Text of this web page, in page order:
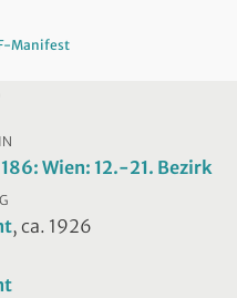
Manifest
Wien: 12.-21. Bezirk
, ca. 1926